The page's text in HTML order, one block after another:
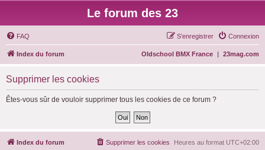
Le forum des 23
FAQ Connexion
S’enregistrer
Index du forum 23mag.com
|
Oldschool BMX France
Supprimer les cookies
Êtes-vous sûr de vouloir supprimer tous les cookies de ce forum ?
Index du forum Heures au format UTC+02:00
Supprimer les cookies